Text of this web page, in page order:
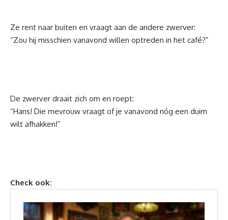
Ze rent naar buiten en vraagt aan de andere zwerver:
“Zou hij misschien vanavond willen optreden in het café?”
De zwerver draait zich om en roept:
“Hans! Die mevrouw vraagt of je vanavond nóg een duim
wilt afhakken!”
Check ook: